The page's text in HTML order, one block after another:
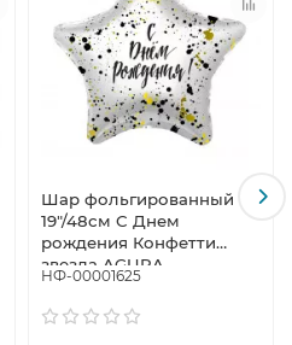
Шар фольгированный
19"/48см С Днем
рождения Конфетти
звезда AGURA
НФ-00001625